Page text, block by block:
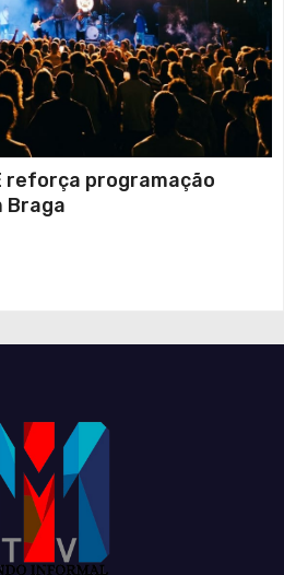
reforça programação